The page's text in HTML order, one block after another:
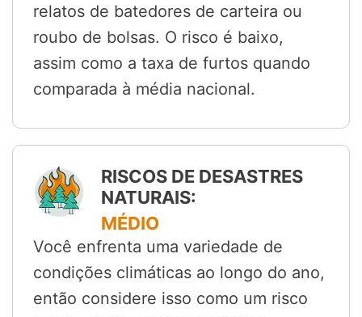
relatos de batedores de carteira ou
roubo de bolsas. O risco é baixo,
assim como a taxa de furtos quando
comparada à média nacional.
RISCOS DE DESASTRES
NATURAIS:
MÉDIO
Você enfrenta uma variedade de
condições climáticas ao longo do ano,
então considere isso como um risco